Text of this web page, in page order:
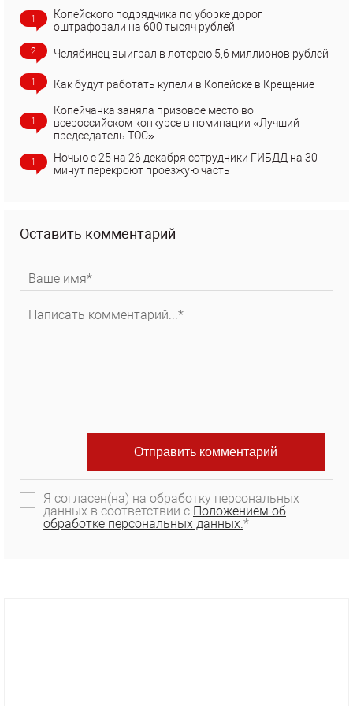
1
Копейского подрядчика по уборке дорог
оштрафовали на 600 тысяч рублей
2 Челябинец выиграл в лотерею 5,6 миллионов рублей
1 Как будут работать купели в Копейске в Крещение
1
Копейчанка заняла призовое место во
всероссийском конкурсе в номинации «Лучший
председатель ТОС»
1
Ночью с 25 на 26 декабря сотрудники ГИБДД на 30
минут перекроют проезжую часть
Оставить комментарий
Я согласен(на) на обработку персональных
данных в соответствии с Положением об
обработке персональных данных.*